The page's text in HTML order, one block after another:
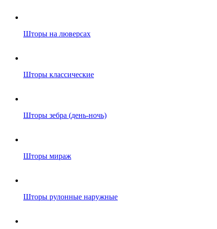
Шторы на люверсах
Шторы классические
Шторы зебра (день-ночь)
Шторы мираж
Шторы рулонные наружные